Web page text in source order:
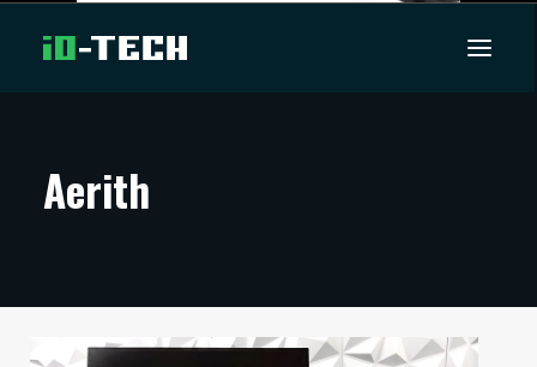
ARTIKKELIT
TECHBBS
Aerith